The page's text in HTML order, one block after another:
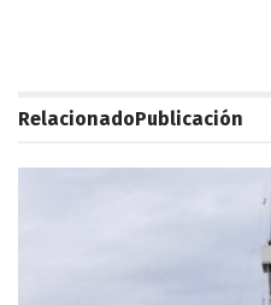
RelacionadoPublicación